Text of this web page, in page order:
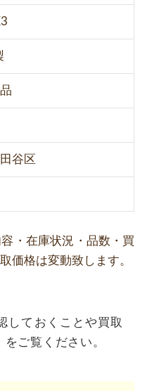
谷区
・在庫状況・品数・買
価格は変動致します。
しておくことや買取
をご覧ください。